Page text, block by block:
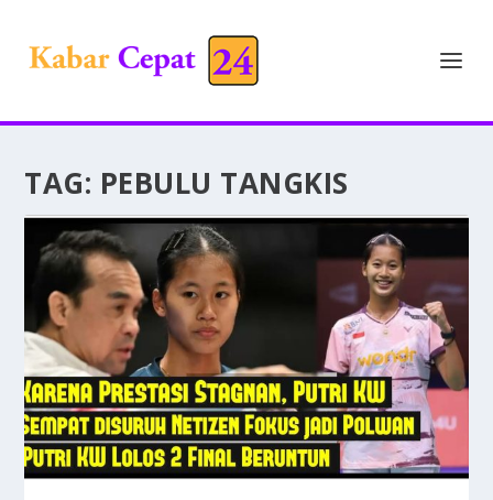
TAG: PEBULU TANGKIS